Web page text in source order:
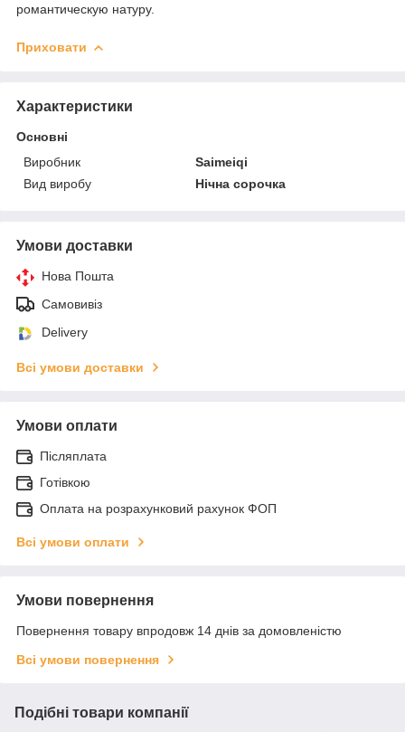
романтическую натуру.
Приховати
Характеристики
Основні
Виробник
Saimeiqi
Вид виробу
Нічна сорочка
Умови доставки
Нова Пошта
Самовивіз
Delivery
Всі умови доставки
Умови оплати
Післяплата
Готівкою
Оплата на розрахунковий рахунок ФОП
Всі умови оплати
Умови повернення
Повернення товару впродовж 14 днів за домовленістю
Всі умови повернення
Подібні товари компанії